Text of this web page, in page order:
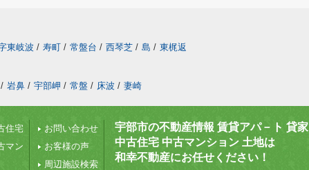
東岐波 / 寿町 / 常盤台 / 西琴芝 / 島 / 東梶返
/ 岩鼻 / 宇部岬 / 常盤 / 床波 / 妻崎
住宅
マン
お問い合わせ
お客様の声
周辺施設検索
宇部市の不動産情報 賃貸アパ－ト 貸家
中古住宅 中古マンション 土地は
和幸不動産にお任せください！